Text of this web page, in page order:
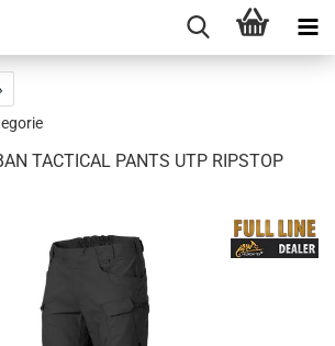
TACTICAL PANTS UTP RIPSTOP